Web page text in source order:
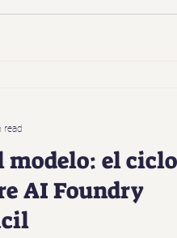
modelo: el
AI Foundry
read